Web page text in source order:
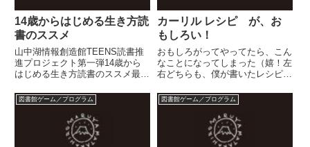
14歳からはじめる生き方読
書のススメ
山中湖情報創造館TEENS読書推
進プロジェクト第一弾14歳から
はじめる生き方読書のススメ最
やたらと“14歳”が目立つようにな
ってきた。いま、まさに14歳ま
っただ中のティーンズたちと、か
つて14歳だったことのある...
カーリル レシピ が、お
もしろい！
おもしろがってやってたら、こん
なことになってしまった（嬉！左
右どちらも、僕が書いたレシピ！
リル レシピ正直なところでいう
と…（これはカーリルの存亡に関
わる問題）…、ここで本の表紙を
クリックして Amazon の...
図書館ゲーム／プログラム 図書館ゲーム／プログラム